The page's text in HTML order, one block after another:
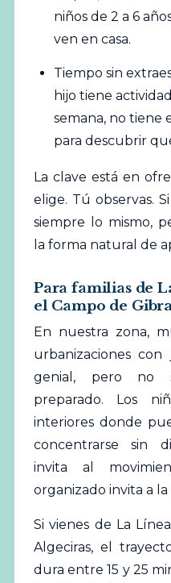
niños de 2 a 6
ven en casa.
Tiempo sin
hijo tiene
semana, no tiene
para descubrir
La clave está en
elige. Tú observas.
siempre lo mismo,
la forma natural de
Para familias de
el Campo de
En nuestra zona,
urbanizaciones
genial, pero no
preparado. Los
interiores donde
concentrarse sin
invita al
organizado invita a
Si vienes de La
Algeciras, el
dura entre 15 y 25